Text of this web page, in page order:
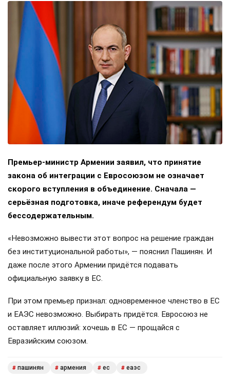
Премьер-министр Армении заявил, что принятие
закона об интеграции с Евросоюзом не означает
скорого вступления в объединение. Сначала —
серьёзная подготовка, иначе референдум будет
бессодержательным.
«Невозможно вывести этот вопрос на решение граждан
без институциональной работы», — пояснил Пашинян. И
даже после этого Армении придётся подавать
официальную заявку в ЕС.
При этом премьер признал: одновременное членство в ЕС
и ЕАЭС невозможно. Выбирать придётся. Евросоюз не
оставляет иллюзий: хочешь в ЕС — прощайся с
Евразийским союзом.
# пашинян # армения # ес # еаэс